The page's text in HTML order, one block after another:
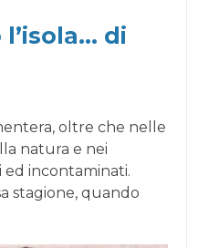
di
oltre che nelle
natura e nei
ed incontaminati.
stagione, quando